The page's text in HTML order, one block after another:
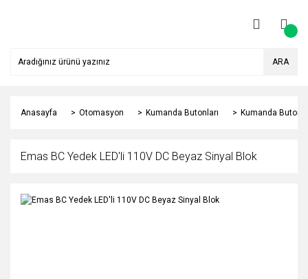
ARA
Anasayfa Otomasyon Kumanda Butonları Kumanda
Emas BC Yedek LED'li 110V DC Beyaz Sinyal Blok